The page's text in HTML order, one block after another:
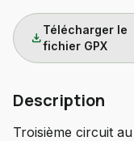
download
Télécharger le
fichier GPX
Description
Troisième circuit